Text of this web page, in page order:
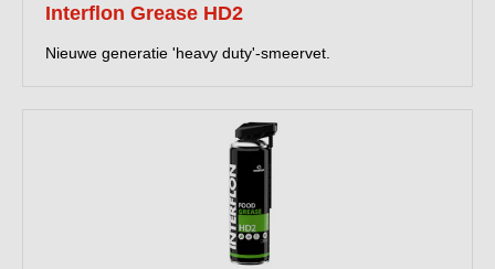
Interflon Grease HD2
Nieuwe generatie 'heavy duty'-smeervet.